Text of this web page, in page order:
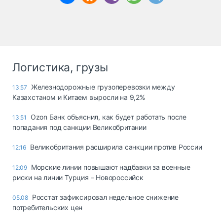
Логистика, грузы
13:57
Железнодорожные грузоперевозки между
Казахстаном и Китаем выросли на 9,2%
13:51
Ozon Банк объяснил, как будет работать после
попадания под санкции Великобритании
12:16 Великобритания расширила санкции против России
12:09 Морские линии повышают надбавки за военные
риски на линии Турция – Новороссийск
05.08 Росстат зафиксировал недельное снижение
потребительских цен